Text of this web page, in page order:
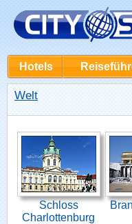
Schloss
Charlottenburg
Hotels
Welt